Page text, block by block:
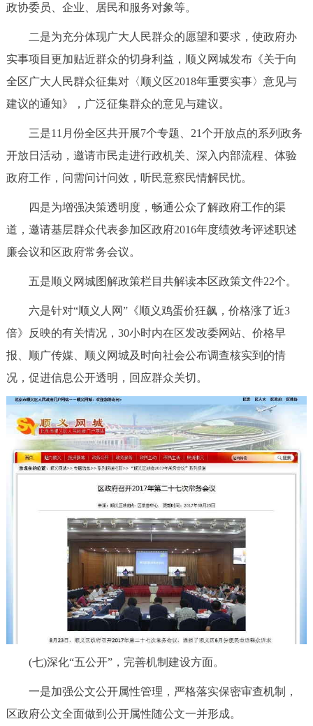
政协委员、企业、居民和服务对象等。
二是为充分体现广大人民群众的愿望和要求，使政府办
实事项目更加贴近群众的切身利益，顺义网城发布《关于向
全区广大人民群众征集对〈顺义区2018年重要实事〉意见与
建议的通知》，广泛征集群众的意见与建议。
三是11月份全区共开展7个专题、21个开放点的系列政务
开放日活动，邀请市民走进行政机关、深入内部流程、体验
政府工作，问需问计问效，听民意察民情解民忧。
四是为增强决策透明度，畅通公众了解政府工作的渠
道，邀请基层群众代表参加区政府2016年度绩效考评述职述
廉会议和区政府常务会议。
五是顺义网城图解政策栏目共解读本区政策文件22个。
六是针对“顺义人网”《顺义鸡蛋价狂飙，价格涨了近3
倍》反映的有关情况，30小时内在区发改委网站、价格早
报、顺广传媒、顺义网城及时向社会公布调查核实到的情
况，促进信息公开透明，回应群众关切。
(七)深化“五公开”，完善机制建设方面。
一是加强公文公开属性管理，严格落实保密审查机制，
区政府公文全面做到公开属性随公文一并形成。